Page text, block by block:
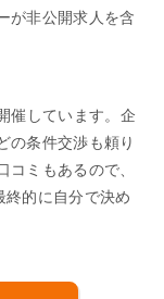
が非公開求人を含
催しています。企
の条件交渉も頼り
ミもあるので、
的に自分で決め